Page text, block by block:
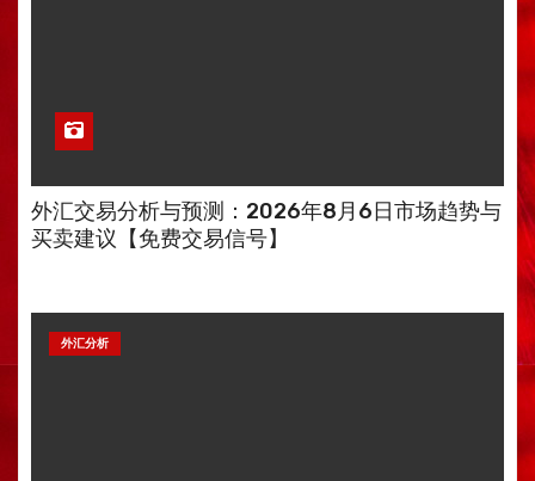
外汇交易分析与预测：2026年8月6日市场趋势与
买卖建议【免费交易信号】
外汇分析